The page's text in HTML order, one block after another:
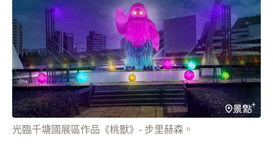
光臨千塘國展區作品《桃獸》- 步里赫森。